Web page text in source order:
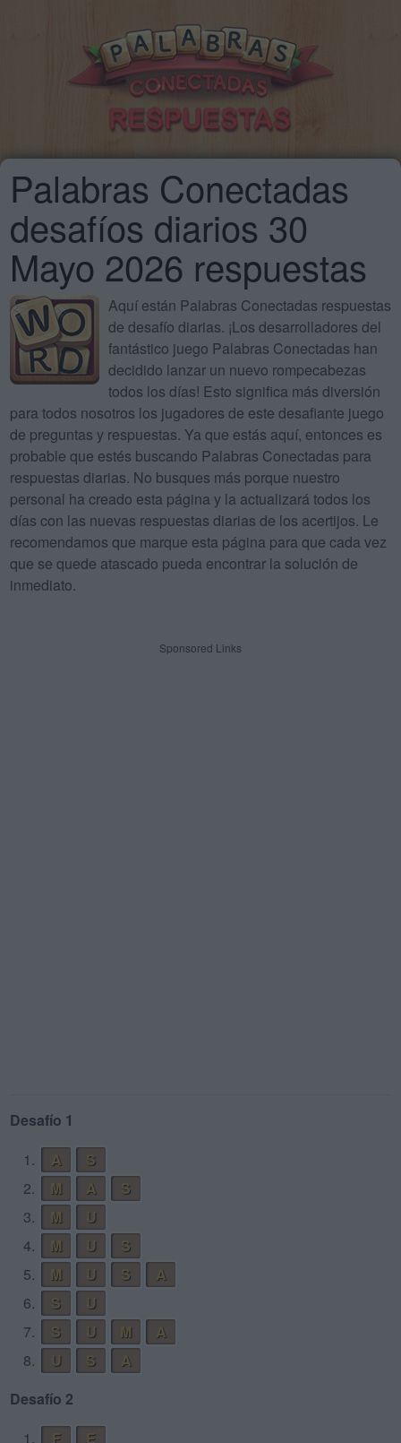
Palabras Conectadas
desafíos diarios 30
Mayo 2026 respuestas
Aquí están Palabras Conectadas respuestas
de desafío diarias. ¡Los desarrolladores del
fantástico juego Palabras Conectadas han
decidido lanzar un nuevo rompecabezas
todos los días! Esto significa más diversión
para todos nosotros los jugadores de este desafiante juego
de preguntas y respuestas. Ya que estás aquí, entonces es
probable que estés buscando Palabras Conectadas para
respuestas diarias. No busques más porque nuestro
personal ha creado esta página y la actualizará todos los
días con las nuevas respuestas diarias de los acertijos. Le
recomendamos que marque esta página para que cada vez
que se quede atascado pueda encontrar la solución de
inmediato.
Sponsored Links
Desafío 1
1.
A
S
2.
M A
S
3.
M
U
4.
M U
S
5.
M U S
A
6.
S
U
7.
S U M
A
8.
U S
A
Desafío 2
1.
F
E